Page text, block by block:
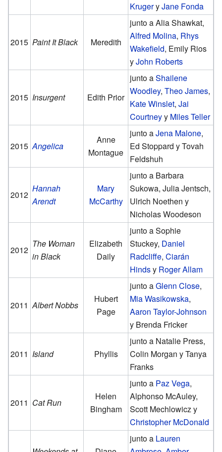
KrugeryJane Fonda
2015 Paint It Black Meredith
junto a Alia Shawkat,
Alfred Molina, Rhys
Wakefield, Emily Rios
yJohn Roberts
2015 Insurgent Edith Prior
junto aShailene
Woodley,Theo James,
Kate Winslet,Jai
Courtneyy Miles Teller
2015 Angelica
Anne
Montague
junto aJena Malone,
Ed Stoppard y Tovah
Feldshuh
2012
Hannah
Arendt
Mary
McCarthy
junto a Barbara
Sukowa, Julia Jentsch,
Ulrich Noethen y
Nicholas Woodeson
2012
The Woman
in Black
Elizabeth
Daily
junto a Sophie
Stuckey, Daniel
Radcliffe,Ciarán
Hindsy Roger Allam
2011 Albert Nobbs
Hubert
Page
junto aGlenn Close,
Mia Wasikowska,
Aaron Taylor-Johnson
y Brenda Fricker
2011 Island Phyllis
junto a Natalie Press,
Colin Morgan y Tanya
Franks
2011 Cat Run
Helen
Bingham
junto a Paz Vega,
Alphonso McAuley,
Scott Mechlowicz y
Christopher McDonald
junto a Lauren